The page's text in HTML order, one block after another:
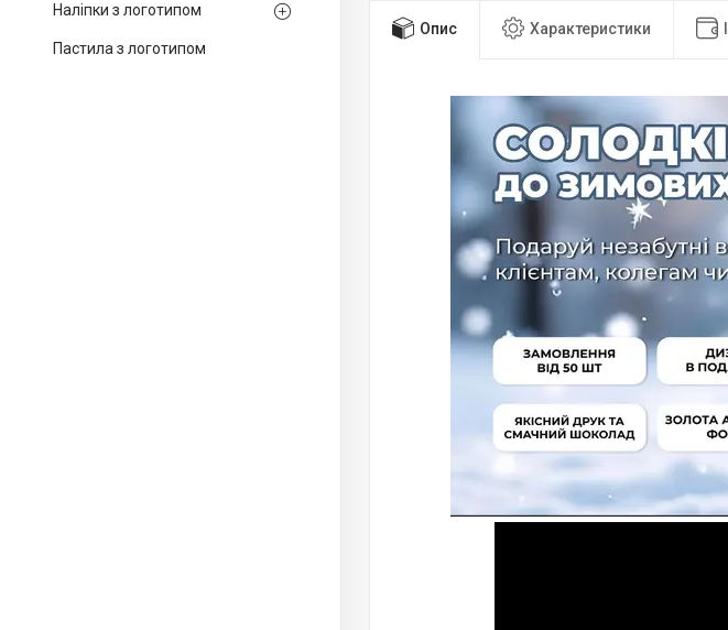
Наліпки з логотипом
Пастила з логотипом
Опис Характеристики